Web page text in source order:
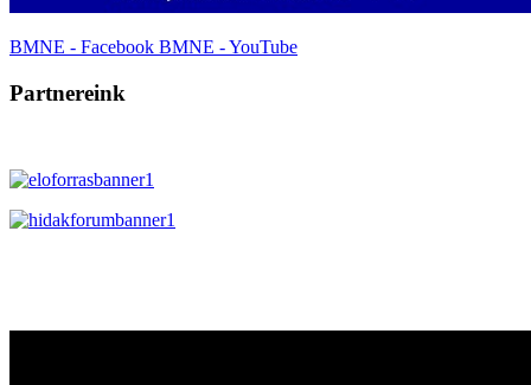
BMNE - Facebook BMNE - YouTube
Partnereink